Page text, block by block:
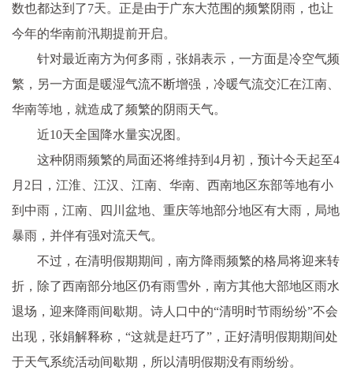
数也都达到了7天。正是由于广东大范围的频繁阴雨，也让
今年的华南前汛期提前开启。
针对最近南方为何多雨，张娟表示，一方面是冷空气频
繁，另一方面是暖湿气流不断增强，冷暖气流交汇在江南、
华南等地，就造成了频繁的阴雨天气。
近10天全国降水量实况图。
这种阴雨频繁的局面还将维持到4月初，预计今天起至4
月2日，江淮、江汉、江南、华南、西南地区东部等地有小
到中雨，江南、四川盆地、重庆等地部分地区有大雨，局地
暴雨，并伴有强对流天气。
不过，在清明假期期间，南方降雨频繁的格局将迎来转
折，除了西南部分地区仍有雨雪外，南方其他大部地区雨水
退场，迎来降雨间歇期。诗人口中的“清明时节雨纷纷”不会
出现，张娟解释称，“这就是赶巧了”，正好清明假期期间处
于天气系统活动间歇期，所以清明假期没有雨纷纷。